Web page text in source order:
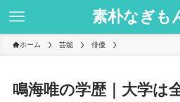
素朴なぎも
ホーム 芸能 俳優
鳴海唯の学歴｜大学は